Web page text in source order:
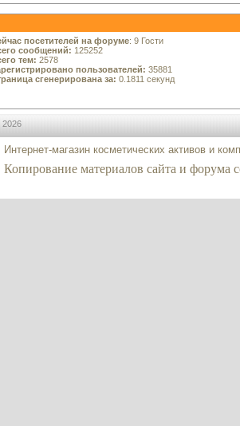
посетителей на форуме: 9 Гости
сообщений: 125252
тем: 2578
пользователей: 35881
сгенерирована за: 0.1811 секунд
2026
Интернет-магазин косметических активов и
Копирование материалов сайта и форума